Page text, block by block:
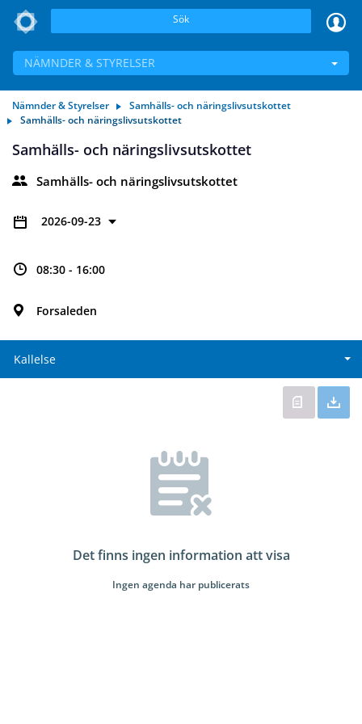
Sök
NÄMNDER & STYRELSER
Nämnder & Styrelser
Samhälls- och näringslivsutskottet
Samhälls- och näringslivsutskottet
Samhälls- och näringslivsutskottet
Samhälls- och näringslivsutskottet
2026-09-23
08:30 - 16:00
Forsaleden
Kallelse
Det finns ingen information att visa
Ingen agenda har publicerats